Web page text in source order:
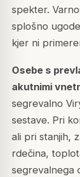
spekter.
splošno
kjer ni
Osebe s
akutnimi
segrevalno
sestave. Pri
ali pri stanjih,
rdečina,
segrevalnega